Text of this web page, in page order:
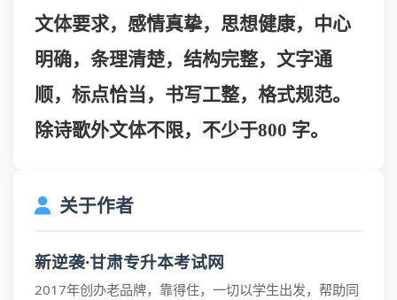
文体要求，感情真挚，思想健康，中心
明确，条理清楚，结构完整，文字通
顺，标点恰当，书写工整，格式规范。
除诗歌外文体不限，不少于800 字。
关于作者
新逆袭·甘肃专升本考试网
2017年创办老品牌，靠得住，一切以学生出发，帮助同